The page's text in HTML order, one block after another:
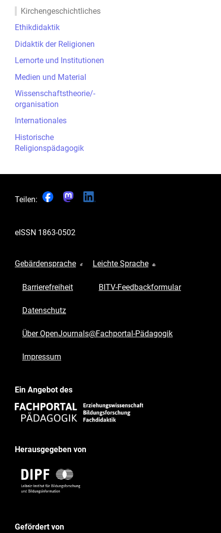
Kirchengeschichtliches
Ethikdidaktik
Didaktik der Religionen
Lernorte und Institutionen
Medien und Material
Wissenschaftstheorie/-
organisation
Internationales
Historische
Religionspädagogik
Teilen:
eISSN 1863-0502
Gebärdensprache Leichte Sprache
Barrierefreiheit BITV-Feedbackformular
Datenschutz
Über OpenJournals@Fachportal-Pädagogik
Impressum
Ein Angebot des
Herausgegeben von
Gefördert von